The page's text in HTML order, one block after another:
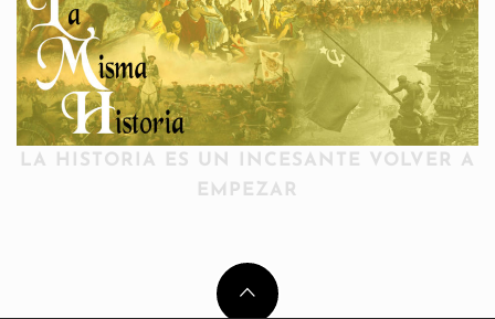
LA HISTORIA ES UN INCESANTE VOLVER A
EMPEZAR